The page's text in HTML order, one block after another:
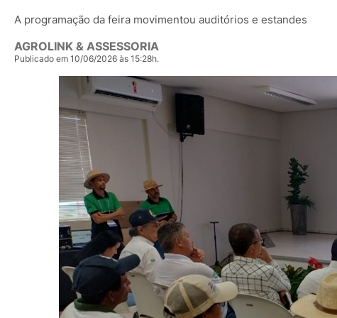
A programação da feira movimentou auditórios e estandes
AGROLINK & ASSESSORIA
Publicado em 10/06/2026 às 15:28h.